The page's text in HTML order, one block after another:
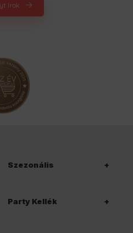
írok
Szezonális
Party Kellék